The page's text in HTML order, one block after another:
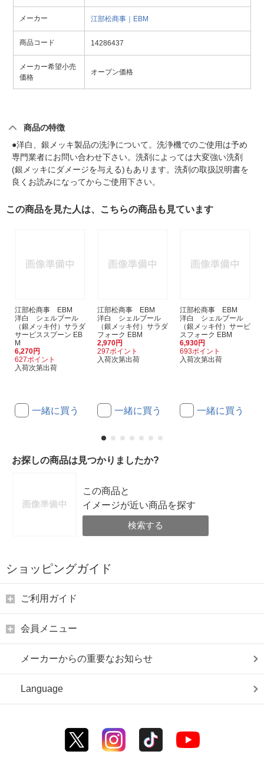
メーカー 江部松商事｜EBM
商品コード 14286437
メーカー希望小売
価格
オープン価格
商品の特徴
●洋白、銀メッキ製品の洗浄について。洗浄機でのご使用は予め
専門業者にお問い合わせ下さい。洗剤によっては大変強い洗剤
(銀メッキにダメージを与える)もあります。洗剤の取扱説明書を
良くお読みになってからご使用下さい。
この商品を見た人は、こちらの商品も見ています
江部松商事 EBM
洋白 シェルブール
（銀メッキ付）サラダ
サービススプーン EB
M
6,270円
627ポイント
入荷次第出荷
一緒に買う
江部松商事 EBM
洋白 シェルブール
（銀メッキ付）サラダ
フォーク EBM
2,970円
297ポイント
入荷次第出荷
一緒に買う
江部松商事 EBM
洋白 シェルブール
（銀メッキ付）サービ
スフォーク EBM
6,930円
693ポイント
入荷次第出荷
一緒に買う
お探しの商品は見つかりましたか?
この商品と
イメージが近い商品を探す
検索する
ショッピングガイド
ご利用ガイド
会員メニュー
メーカーからの重要なお知らせ
Language